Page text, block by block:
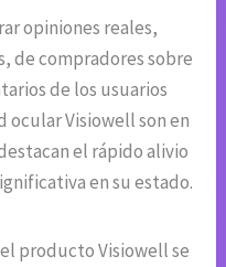
opiniones reales,
de compradores sobre
de los usuarios
ocular Visiowell son en
el rápido alivio
en su estado.
producto Visiowell se